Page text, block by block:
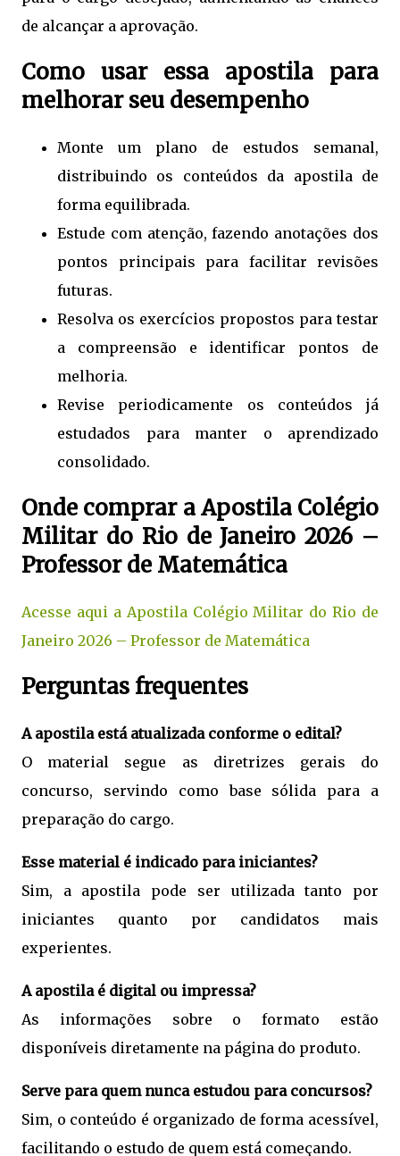
de alcançar a aprovação.
Como usar essa apostila para
melhorar seu desempenho
Monte um plano de estudos semanal,
distribuindo os conteúdos da apostila de
forma equilibrada.
Estude com atenção, fazendo anotações dos
pontos principais para facilitar revisões
futuras.
Resolva os exercícios propostos para testar
a compreensão e identificar pontos de
melhoria.
Revise periodicamente os conteúdos já
estudados para manter o aprendizado
consolidado.
Onde comprar a Apostila Colégio
Militar do Rio de Janeiro 2026 –
Professor de Matemática
Acesse aqui a Apostila Colégio Militar do Rio de
Janeiro 2026 – Professor de Matemática
Perguntas frequentes
A apostila está atualizada conforme o edital?
O material segue as diretrizes gerais do
concurso, servindo como base sólida para a
preparação do cargo.
Esse material é indicado para iniciantes?
Sim, a apostila pode ser utilizada tanto por
iniciantes quanto por candidatos mais
experientes.
A apostila é digital ou impressa?
As informações sobre o formato estão
disponíveis diretamente na página do produto.
Serve para quem nunca estudou para concursos?
Sim, o conteúdo é organizado de forma acessível,
facilitando o estudo de quem está começando.